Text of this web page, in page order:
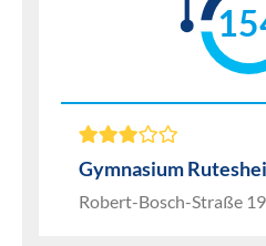
Gymnasium
Robert-Bosch-Straße